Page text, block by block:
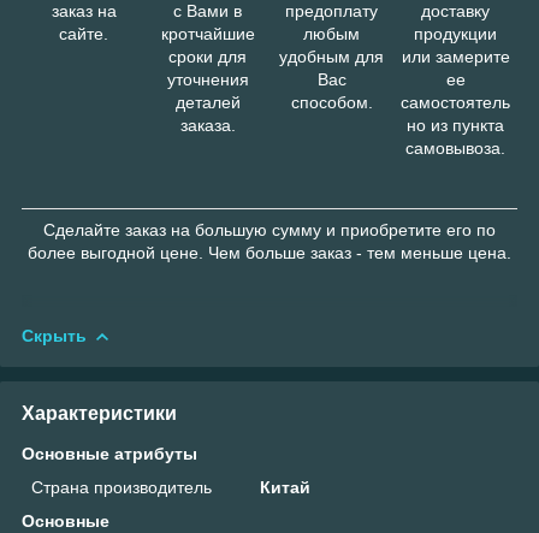
заказ на
сайте.
с Вами в
кротчайшие
сроки для
уточнения
деталей
заказа.
предоплату
любым
удобным для
Вас
способом.
доставку
продукции
или замерите
ее
самостоятель
но из пункта
самовывоза.
Сделайте заказ на большую сумму и приобретите его по
более выгодной цене. Чем больше заказ - тем меньше цена.
Скрыть
Характеристики
Основные атрибуты
Страна производитель
Китай
Основные